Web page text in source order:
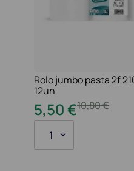
Rolo jumbo pasta 2f
12un
10,80€
5,50€
1